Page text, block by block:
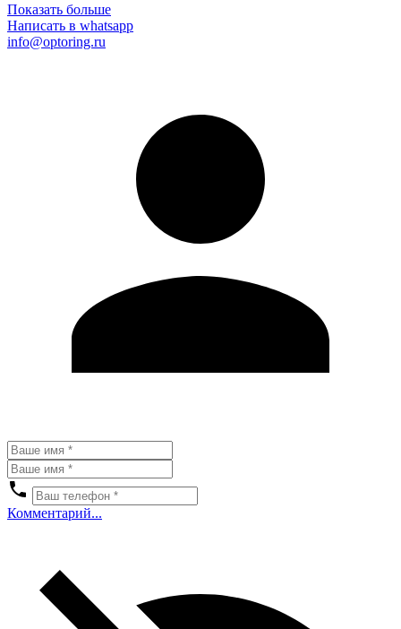
Показать больше
Написать в whatsapp
info@optoring.ru
Комментарий...